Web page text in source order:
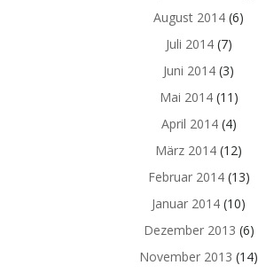
August 2014 (6)
Juli 2014(7)
Juni 2014 (3)
Mai 2014(11)
April 2014(4)
März 2014 (12)
Februar 2014(13)
Januar 2014 (10)
Dezember 2013 (6)
November 2013 (14)